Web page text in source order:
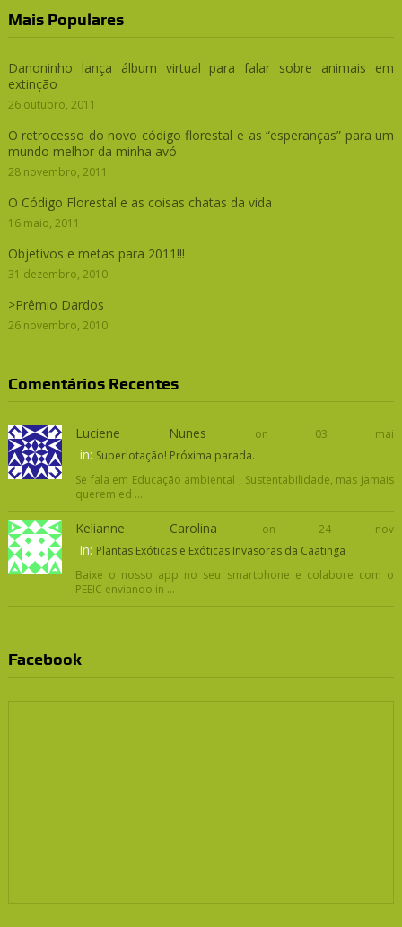
Mais Populares
Danoninho lança álbum virtual para falar sobre animais em
extinção
26 outubro, 2011
O retrocesso do novo código florestal e as “esperanças” para um
mundo melhor da minha avó
28 novembro, 2011
O Código Florestal e as coisas chatas da vida
16 maio, 2011
Objetivos e metas para 2011!!!
31 dezembro, 2010
>Prêmio Dardos
26 novembro, 2010
Comentários Recentes
Luciene Nunes on 03 mai
in: Superlotação! Próxima parada.
Se fala em Educação ambiental , Sustentabilidade, mas jamais
querem ed ...
Kelianne Carolina on 24 nov
in: Plantas Exóticas e Exóticas Invasoras da Caatinga
Baixe o nosso app no seu smartphone e colabore com o
PEEIC enviando in ...
Facebook